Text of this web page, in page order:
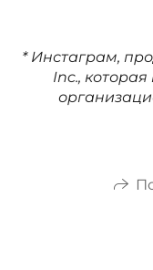
* Инстаграм,
Inc.,